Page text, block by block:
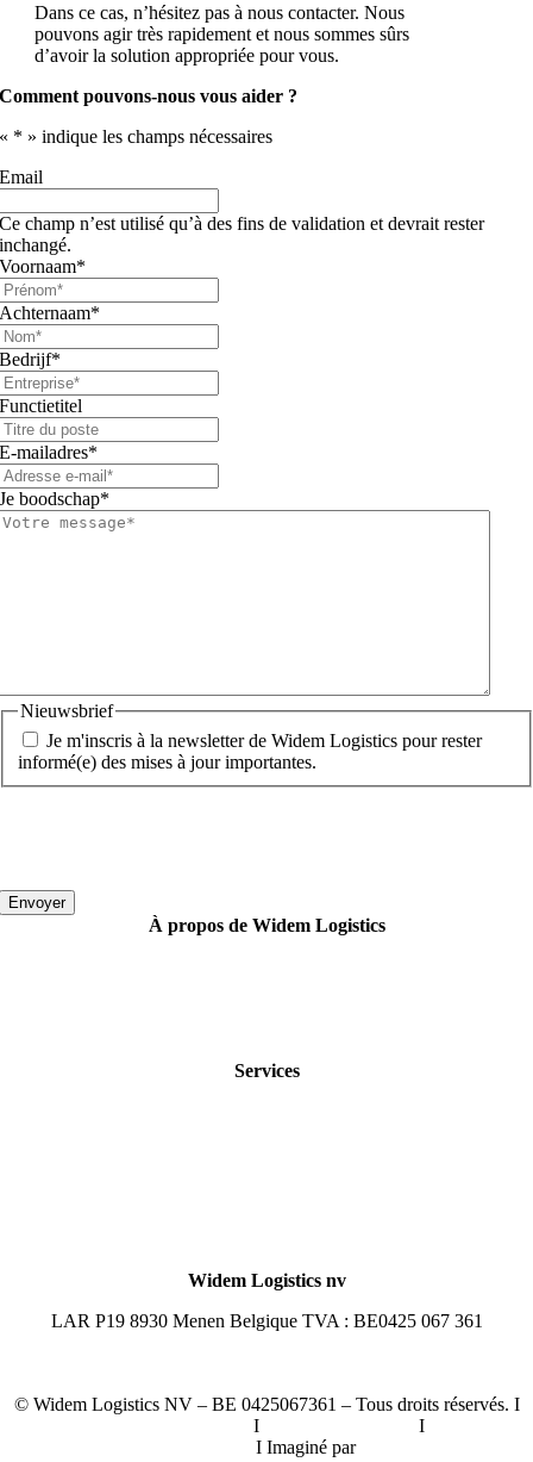
Dans ce cas, n’hésitez pas à nous contacter. Nous
pouvons agir très rapidement et nous sommes sûrs
d’avoir la solution appropriée pour vous.
Comment pouvons-nous vous aider ?
« * » indique les champs nécessaires
Email
Ce champ n’est utilisé qu’à des fins de validation et devrait rester
inchangé.
Voornaam*
Achternaam*
Bedrijf*
Functietitel
E-mailadres*
Je boodschap*
Nieuwsbrief
Je m'inscris à la newsletter de Widem Logistics pour rester
informé(e) des mises à jour importantes.
À propos de Widem Logistics
Services
Widem Logistics nv
LAR P19 8930 Menen Belgique TVA : BE0425 067 361
© Widem Logistics NV – BE 0425067361 – Tous droits réservés. I
I I
I Imaginé par